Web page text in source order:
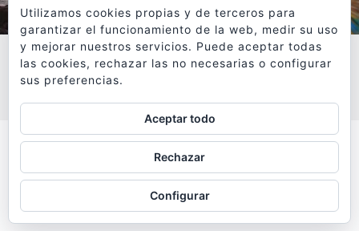
VER MÁS
Todos los textos y fotografías de
www.viajesyfotografia.comson propiedad de su autor
y están protegidos por © Copyright
Utilizamos cookies propias y de terceros para
garantizar el funcionamiento de la web, medir su uso
y mejorar nuestros servicios. Puede aceptar todas
las cookies, rechazar las no necesarias o configurar
sus preferencias.
Aceptar todo
Rechazar
Configurar